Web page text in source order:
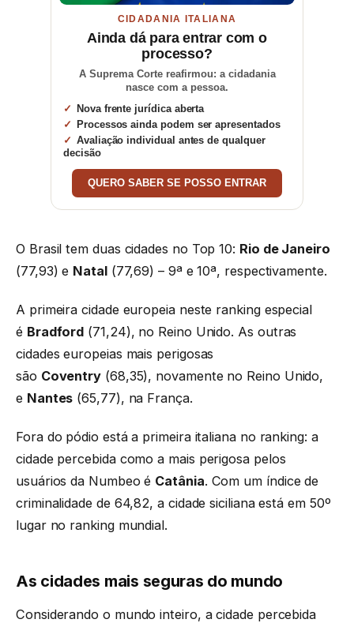
CIDADANIA ITALIANA
Ainda dá para entrar com o
processo?
A Suprema Corte reafirmou: a cidadania
nasce com a pessoa.
Nova frente jurídica aberta
Processos ainda podem ser apresentados
Avaliação individual antes de qualquer
decisão
QUERO SABER SE POSSO ENTRAR
O Brasil tem duas cidades no Top 10: Rio de Janeiro
(77,93) e Natal(77,69) – 9ª e 10ª, respectivamente.
A primeira cidade europeia neste ranking especial
é Bradford (71,24), no Reino Unido. As outras
cidades europeias mais perigosas
são Coventry (68,35), novamente no Reino Unido,
e Nantes (65,77), na França.
Fora do pódio está a primeira italiana no ranking: a
cidade percebida como a mais perigosa pelos
usuários da Numbeo é Catânia. Com um índice de
criminalidade de 64,82, a cidade siciliana está em 50º
lugar no ranking mundial.
As cidades mais seguras do mundo
Considerando o mundo inteiro, a cidade percebida